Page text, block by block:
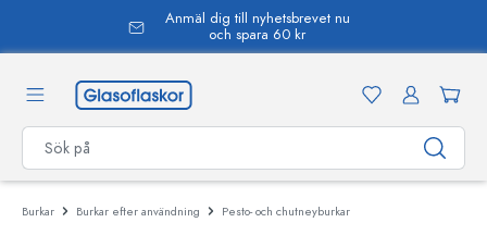
Anmäl dig till nyhetsbrevet nu
och spara 60 kr
Burkar Burkar efter användning Pesto- och chutneyburkar